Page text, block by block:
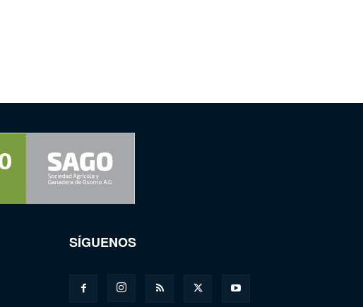
SÍGUENOS